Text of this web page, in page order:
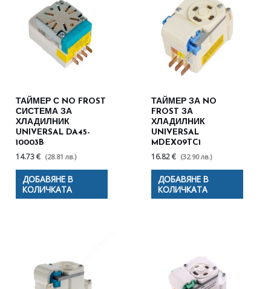
ТАЙМЕР С NO FROST
СИСТЕМА ЗА
ХЛАДИЛНИК
UNIVERSAL DA45-
10003B
14.73 € (28.81 лв.)
ДОБАВЯНЕ В
КОЛИЧКАТА
ТАЙМЕР ЗА NO
FROST ЗА
ХЛАДИЛНИК
UNIVERSAL
MDEX09TC1
16.82 € (32.90 лв.)
ДОБАВЯНЕ В
КОЛИЧКАТА